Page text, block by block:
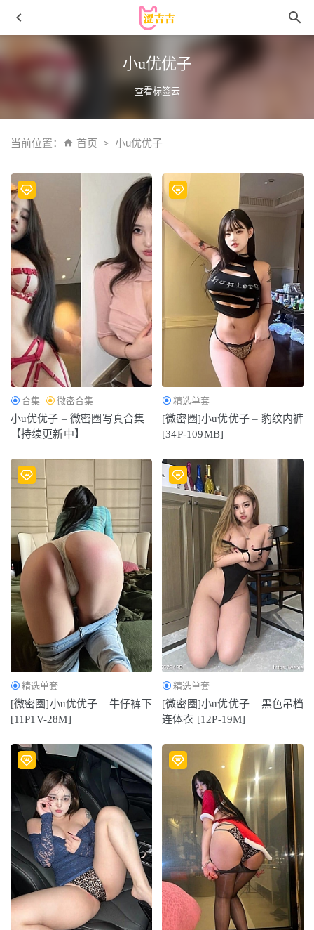
小u优优子
查看标签云
当前位置： 首页 小u优优子
合集 微密合集
小u优优子 – 微密圈写真合集
【持续更新中】
精选单套
[微密圈]小u优优子 – 豹纹内裤
[34P-109MB]
精选单套
[微密圈]小u优优子 – 牛仔裤下
[11P1V-28M]
精选单套
[微密圈]小u优优子 – 黑色吊档
连体衣 [12P-19M]
柒柒要乖哦 – NO.027 竞技水着[54P-671MB]
2023-05-23
純愛neko – NO.12 原神-申鹤[50P-97MB]
2026-07-01
[XIAOYU语画界]2022.05.07 VOL.772 杨晨晨Yome[75+1P／
676MB]
2023-03-01
白烨 – VOL.049 碧蓝航线 可畏奶牛[52P-359MB] 2022-08-
20
[爱尤物]2023 NO.2560 我们的时光 李薇薇[35P／95.8MB]
2024-02-06